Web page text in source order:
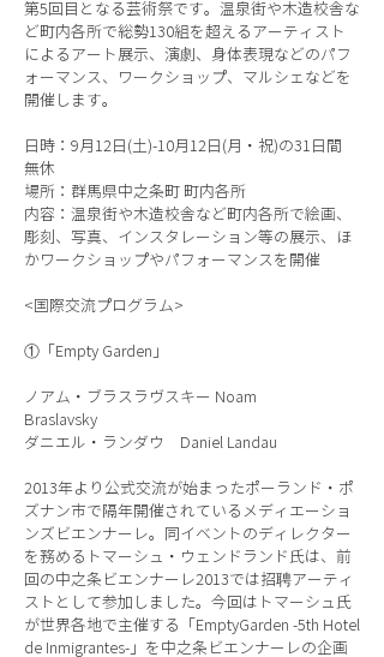
第5回目となる芸術祭です。温泉街や木造校舎な
ど町内各所で総勢130組を超えるアーティスト
によるアート展示、演劇、身体表現などのパフ
ォーマンス、ワークショップ、マルシェなどを
開催します。
日時：9月12日(土)-10月12日(月・祝)の31日間
無休
場所：群馬県中之条町 町内各所
内容：温泉街や木造校舎など町内各所で絵画、
彫刻、写真、インスタレーション等の展示、ほ
かワークショップやパフォーマンスを開催
<国際交流プログラム>
①「Empty Garden」
ノアム・ブラスラヴスキー Noam
Braslavsky
ダニエル・ランダウ Daniel Landau
2013年より公式交流が始まったポーランド・ポ
ズナン市で隔年開催されているメディエーショ
ンズビエンナーレ。同イベントのディレクター
を務めるトマーシュ・ウェンドランド氏は、前
回の中之条ビエンナーレ2013では招聘アーティ
ストとして参加しました。今回はトマーシュ氏
が世界各地で主催する「EmptyGarden -5th Hotel
de Inmigrantes-」を中之条ビエンナーレの企画